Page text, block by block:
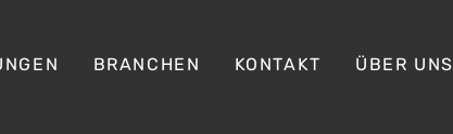
BRANCHEN KONTAKT ÜBER UNS